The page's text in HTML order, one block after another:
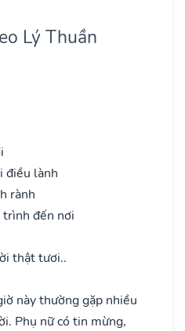
Lý Thuần
điều lành
rành
trình đến nơi
thật tươi..
này thường gặp nhiều
Phụ nữ có tin mừng,